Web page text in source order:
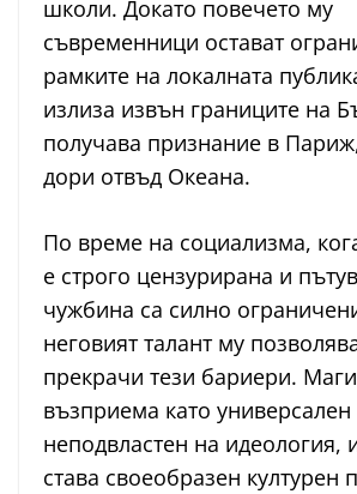
школи. Докато повечето му
съвременници остават
рамките на локалната
излиза извън границите на
получава признание в
дори отвъд Океана.
По време на социализма,
е строго цензурирана и
чужбина са силно
неговият талант му
прекрачи тези бариери.
възприема като универсален
неподвластен на идеология,
става своеобразен културен